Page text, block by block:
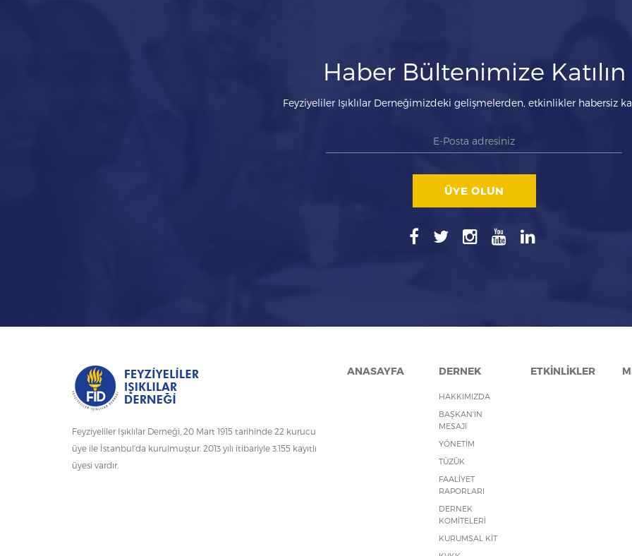
Haber Bültenimize Katılın
Feyziyeliler Işıklılar Derneğimizdeki gelişmelerden, etkinlikler habersiz
ÜYE OLUN
Feyziyeliler Işıklılar Derneği, 20 Mart 1915 tarihinde 22 kurucu
üye ile İstanbul'da kurulmuştur. 2013 yılı itibariyle 3.155 kayıtlı
üyesi vardır.
ANASAYFA DERNEK
HAKKIMIZDA
BAŞKAN'IN
MESAJI
YÖNETİM
TÜZÜK
FAALİYET
RAPORLARI
DERNEK
KOMİTELERİ
KURUMSAL KİT
ETKİNLİKLER